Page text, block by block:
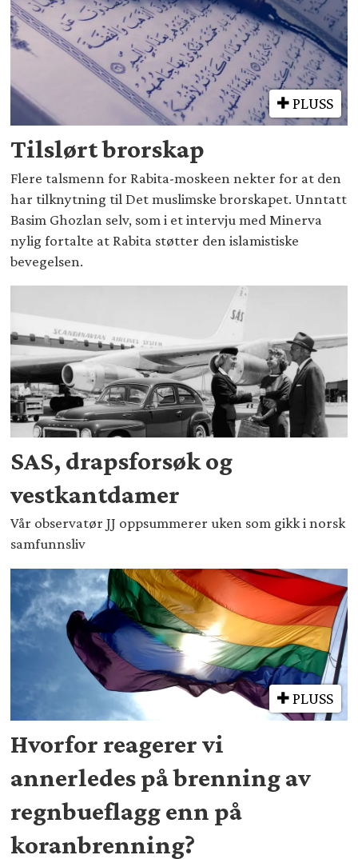
PLUSS
Tilslørt brorskap
Flere talsmenn for Rabita-moskeen nekter for at den
har tilknytning til Det muslimske brorskapet. Unntatt
Basim Ghozlan selv, som i et intervju med Minerva
nylig fortalte at Rabita støtter den islamistiske
bevegelsen.
SAS, drapsforsøk og
vestkantdamer
Vår observatør JJ oppsummerer uken som gikk i norsk
samfunnsliv
PLUSS
Hvorfor reagerer vi
annerledes på brenning av
regnbueflagg enn på
koranbrenning?